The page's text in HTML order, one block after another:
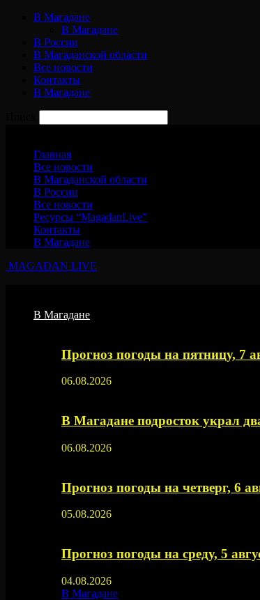
В Магадане
В Магадане
В России
В Магаданской области
Все новости
Контакты
В Магадане
Главная
Все новости
В Магаданской области
В России
Все новости
Ресурсы “MagadanLive”
Контакты
В Магадане
MAGADAN LIVE
В Магадане
Прогноз погоды на пятницу, 7
06.08.2026
В Магадане подросток украл
06.08.2026
Прогноз погоды на четверг, 6
05.08.2026
Прогноз погоды на среду, 5
04.08.2026
В Магадане